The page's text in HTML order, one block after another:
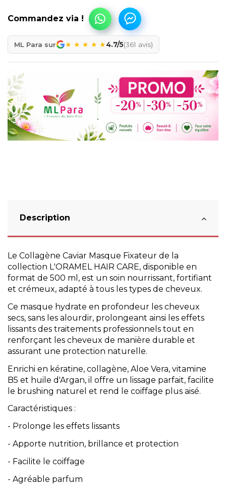
ML Para sur ★ ★ ★ ★ ★4.7/5(361 avis)
Description
Le Collagène Caviar Masque Fixateur de la
collection L'ORAMEL HAIR CARE, disponible en
format de 500 ml, est un soin nourrissant, fortifiant
et crémeux, adapté à tous les types de cheveux.
Ce masque hydrate en profondeur les cheveux
secs, sans les alourdir, prolongeant ainsi les effets
lissants des traitements professionnels tout en
renforçant les cheveux de manière durable et
assurant une protection naturelle.
Enrichi en kératine, collagène, Aloe Vera, vitamine
B5 et huile d'Argan, il offre un lissage parfait, facilite
le brushing naturel et rend le coiffage plus aisé.
Caractéristiques :
- Prolonge les effets lissants
- Apporte nutrition, brillance et protection
- Facilite le coiffage
- Agréable parfum